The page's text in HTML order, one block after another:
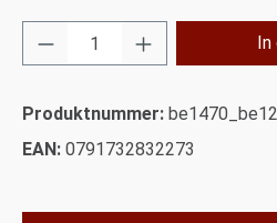
Produkt Anzahl: Gib In
Produktnummer:
EAN: 0791732832273